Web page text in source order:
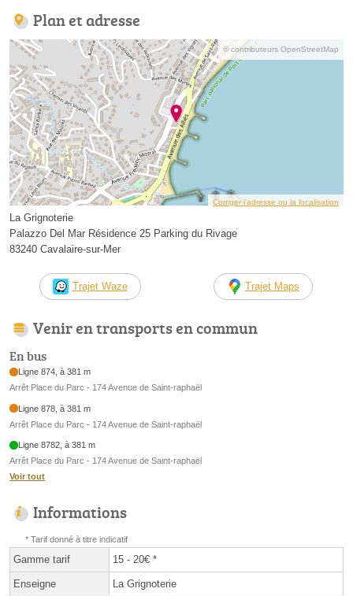
Plan et adresse
© contributeurs OpenStreetMap
Corriger l’adresse ou la localisation
La Grignoterie
Palazzo Del Mar Résidence 25 Parking du Rivage
83240 Cavalaire-sur-Mer
Trajet Waze Trajet Maps
Venir en transports en commun
En bus
Ligne 874, à 381 m
Arrêt Place du Parc - 174 Avenue de Saint-raphaël
Ligne 878, à 381 m
Arrêt Place du Parc - 174 Avenue de Saint-raphaël
Ligne 8782, à 381 m
Arrêt Place du Parc - 174 Avenue de Saint-raphaël
Voir tout
Informations
* Tarif donné à titre indicatif
Gamme tarif 15 - 20€ *
Enseigne La Grignoterie